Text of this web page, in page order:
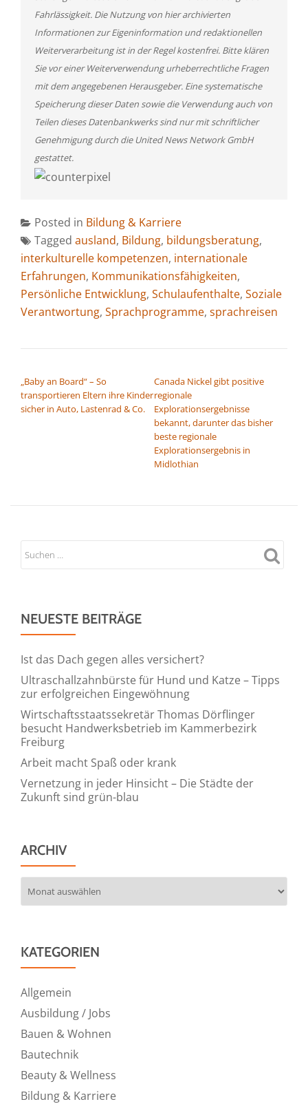
Fahrlässigkeit. Die Nutzung von hier archivierten
Informationen zur Eigeninformation und redaktionellen
Weiterverarbeitung ist in der Regel kostenfrei. Bitte klären
Sie vor einer Weiterverwendung urheberrechtliche Fragen
mit dem angegebenen Herausgeber. Eine systematische
Speicherung dieser Daten sowie die Verwendung auch von
Teilen dieses Datenbankwerks sind nur mit schriftlicher
Genehmigung durch die United News Network GmbH
gestattet.
Posted in Bildung & Karriere
Tagged ausland, Bildung, bildungsberatung,
interkulturelle kompetenzen, internationale
Erfahrungen, Kommunikationsfähigkeiten,
Persönliche Entwicklung, Schulaufenthalte, Soziale
Verantwortung, Sprachprogramme, sprachreisen
„Baby an Board“ – So
transportieren Eltern ihre Kinder
sicher in Auto, Lastenrad & Co.
Canada Nickel gibt positive
regionale
Explorationsergebnisse
bekannt, darunter das bisher
beste regionale
Explorationsergebnis in
Midlothian
NEUESTE BEITRÄGE
Ist das Dach gegen alles versichert?
Ultraschallzahnbürste für Hund und Katze – Tipps
zur erfolgreichen Eingewöhnung
Wirtschaftsstaatssekretär Thomas Dörflinger
besucht Handwerksbetrieb im Kammerbezirk
Freiburg
Arbeit macht Spaß oder krank
Vernetzung in jeder Hinsicht – Die Städte der
Zukunft sind grün-blau
ARCHIV
KATEGORIEN
Allgemein
Ausbildung / Jobs
Bauen & Wohnen
Bautechnik
Beauty & Wellness
Bildung & Karriere